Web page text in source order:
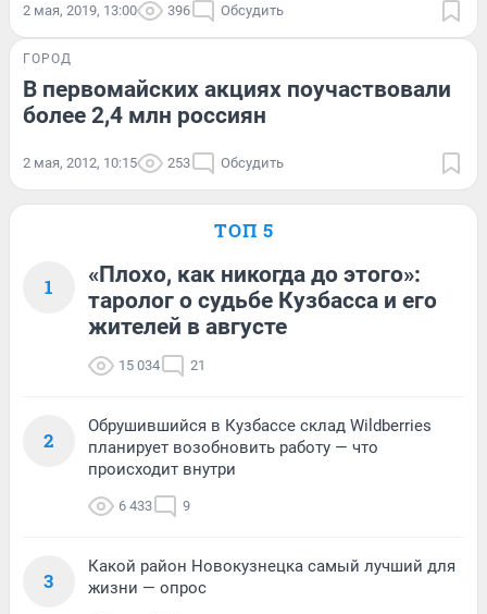
2 мая, 2019, 13:00 396 Обсудить
ГОРОД
В первомайских акциях поучаствовали
более 2,4 млн россиян
2 мая, 2012, 10:15 253 Обсудить
ТОП 5
1
«Плохо, как никогда до этого»:
таролог о судьбе Кузбасса и его
жителей в августе
15 034 21
2
Обрушившийся в Кузбассе склад Wildberries
планирует возобновить работу — что
происходит внутри
6 433 9
3
Какой район Новокузнецка самый лучший для
жизни — опрос